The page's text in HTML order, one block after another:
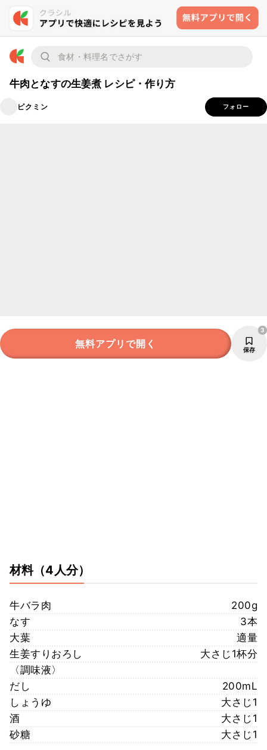
牛肉となすの生姜煮 レシピ・作り方
ピクミン フォロー
無料アプリで開く 保存
3
材料（4人分）
牛バラ肉
200g
なす
3本
大葉
適量
生姜すりおろし
大さじ1杯分
〈調味液〉
だし
200mL
しょうゆ
大さじ1
酒
大さじ1
砂糖
大さじ1